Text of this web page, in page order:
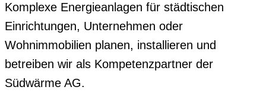
Komplexe Energieanlagen für städtischen
Einrichtungen, Unternehmen oder
Wohnimmobilien planen, installieren und
betreiben wir als Kompetenzpartner der
Südwärme AG.